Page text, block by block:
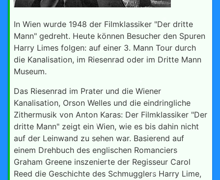
In Wien wurde 1948 der Filmklassiker "Der dritte
Mann" gedreht. Heute können Besucher den Spuren
Harry Limes folgen: auf einer 3. Mann Tour durch
die Kanalisation, im Riesenrad oder im Dritte Mann
Museum.
Das Riesenrad im Prater und die Wiener
Kanalisation, Orson Welles und die eindringliche
Zithermusik von Anton Karas: Der Filmklassiker "Der
dritte Mann" zeigt ein Wien, wie es bis dahin nicht
auf der Leinwand zu sehen war. Basierend auf
einem Drehbuch des englischen Romanciers
Graham Greene inszenierte der Regisseur Carol
Reed die Geschichte des Schmugglers Harry Lime,